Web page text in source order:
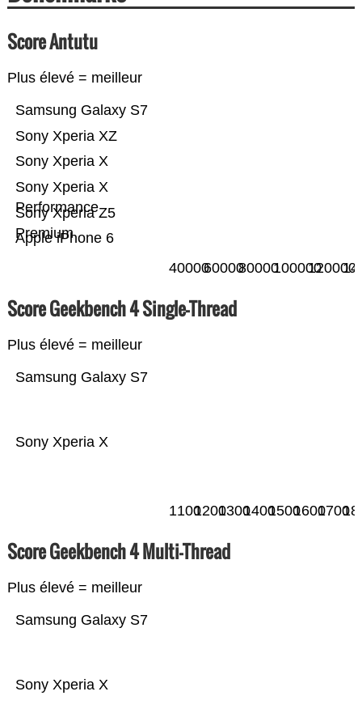
Score Antutu
Plus élevé = meilleur
Apple iPhone 6
Sony Xperia Z5
Premium
Sony Xperia X
Performance
Sony Xperia X
Sony Xperia XZ
Samsung Galaxy S7
400006000080000100000120000
Score Geekbench 4 Single-Thread
Plus élevé = meilleur
Sony Xperia X
Samsung Galaxy S7
1100120013001400150016001700
Score Geekbench 4 Multi-Thread
Plus élevé = meilleur
Sony Xperia X
Samsung Galaxy S7